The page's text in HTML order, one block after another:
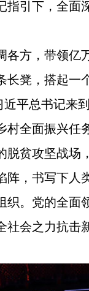
指引下，全面
各方，带领
长凳，搭起一
近平总书记来
村全面振兴任
脱贫攻坚战场
阵，书写下人
织。党的全面
社会之力抗击